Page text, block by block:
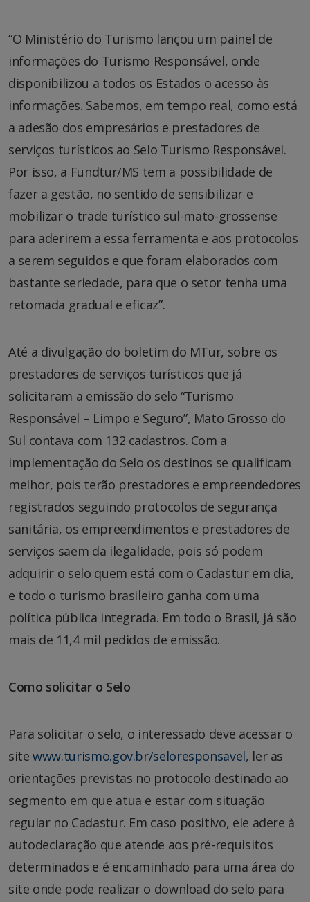
“O Ministério do Turismo lançou um painel de
informações do Turismo Responsável, onde
disponibilizou a todos os Estados o acesso às
informações. Sabemos, em tempo real, como está
a adesão dos empresários e prestadores de
serviços turísticos ao Selo Turismo Responsável.
Por isso, a Fundtur/MS tem a possibilidade de
fazer a gestão, no sentido de sensibilizar e
mobilizar o trade turístico sul-mato-grossense
para aderirem a essa ferramenta e aos protocolos
a serem seguidos e que foram elaborados com
bastante seriedade, para que o setor tenha uma
retomada gradual e eficaz”.
Até a divulgação do boletim do MTur, sobre os
prestadores de serviços turísticos que já
solicitaram a emissão do selo “Turismo
Responsável – Limpo e Seguro”, Mato Grosso do
Sul contava com 132 cadastros. Com a
implementação do Selo os destinos se qualificam
melhor, pois terão prestadores e empreendedores
registrados seguindo protocolos de segurança
sanitária, os empreendimentos e prestadores de
serviços saem da ilegalidade, pois só podem
adquirir o selo quem está com o Cadastur em dia,
e todo o turismo brasileiro ganha com uma
política pública integrada. Em todo o Brasil, já são
mais de 11,4 mil pedidos de emissão.
Como solicitar o Selo
Para solicitar o selo, o interessado deve acessar o
sitewww.turismo.gov.br/seloresponsavel, ler as
orientações previstas no protocolo destinado ao
segmento em que atua e estar com situação
regular no Cadastur. Em caso positivo, ele adere à
autodeclaração que atende aos pré-requisitos
determinados e é encaminhado para uma área do
site onde pode realizar o download do selo para